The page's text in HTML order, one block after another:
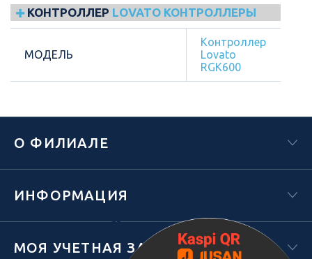
КОНТРОЛЛЕР LOVATO КОНТРОЛЛЕРЫ
МОДЕЛЬ
Контроллер
Lovato
RGK600
Х
О ФИЛИАЛЕ
ИНФОРМАЦИЯ
МОЯ УЧЕТНАЯ ЗАПИСЬ